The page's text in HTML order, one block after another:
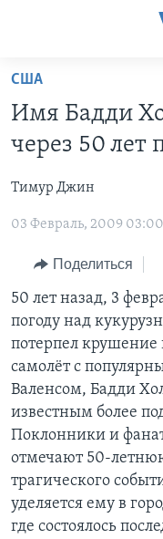
Перейти
основной
контент
Перейти
навигации
Перейти
поиск
ПРОГРАММЫ
НОВОСТИ ЗА
ИТОГИ
ПОЧЕМУ ЭТО
ДИСКУССИЯ VOA
ДЕТАЛИ
НЬЮ-ЙОРК NEW
АМЕРИКА.
ПРОЕКТЫ
УЧИМ АНГЛИЙСКИЙ
НАША
А КАК В АМЕРИКЕ?
АРТЕФАКТЫ
АМЕРИКАНСКИЕ
ТЕСТЫ
ЭКСПЕРТИЗА
ИНТЕРВЬЮ
ФАКТЫ ПРОТИВ
ЗА СВОБОДУ
УЧИМ АНГЛИЙСКИЙ
ВИДЕО
ПОДПИСКА НА
Learning English
СОЦИАЛЬНЫЕ СЕТИ
США
Имя Бадди
через 50 лет
Тимур Джин
03 Февраль, 2009 03:00
Поделиться
50 лет назад, 3
погоду над
потерпел
самолёт с
Валенсом, Бадди
известным более
Поклонники и
отмечают 50-
трагического
уделяется ему в
где состоялось